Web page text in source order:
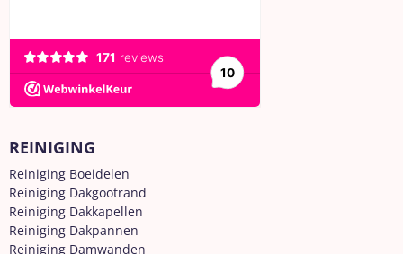
REINIGING
Reiniging Boeidelen
Reiniging Dakgootrand
Reiniging Dakkapellen
Reiniging Dakpannen
Reiniging Damwanden